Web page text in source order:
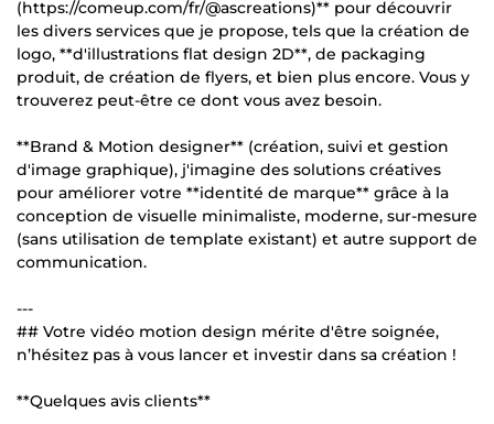
(https://comeup.com/fr/@ascreations)** pour découvrir
les divers services que je propose, tels que la création de
logo, **d'illustrations flat design 2D**, de packaging
produit, de création de flyers, et bien plus encore. Vous y
trouverez peut-être ce dont vous avez besoin.
**Brand & Motion designer** (création, suivi et gestion
d'image graphique), j'imagine des solutions créatives
pour améliorer votre **identité de marque** grâce à la
conception de visuelle minimaliste, moderne, sur-mesure
(sans utilisation de template existant) et autre support de
communication.
---
## Votre vidéo motion design mérite d'être soignée,
n’hésitez pas à vous lancer et investir dans sa création !
**Quelques avis clients**